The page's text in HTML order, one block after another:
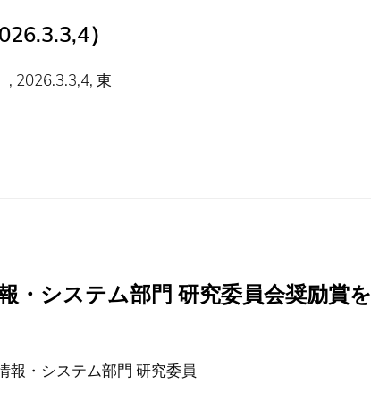
）
, 2026.3.3,4, 東
・システム部門 研究委員会奨励賞を
報・システム部門 研究委員